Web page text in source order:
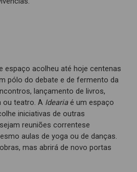
espaço acolheu até hoje centenas
pólo do debate e de fermento da
lançamento de livros,
ou teatro. A Ideariaé um espaço
iniciativas de outras
reuniões correntese
aulas de yoga ou de danças.
mas abrirá de novo portas